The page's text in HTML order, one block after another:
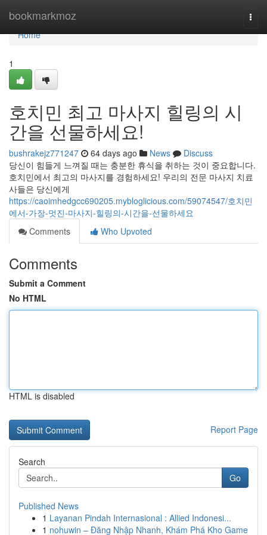
bookmarkmoz
Home
Home
1
호치민 최고 마사지 힐링의 시
간을 선물하세요!
bushrakejz771247 64 days ago News
Discuss
당신이 힘들게 느껴질 때는 충분한 휴식을 취하는 것이 중요합니다.
호치민에서 최고의 마사지를 경험하세요! 우리의 전문 마사지 치료
사들은 당신에게
https://caoimhedgcc690205.mybloglicious.com/59074547/호치민
에서-가장-멋진-마사지-힐링의-시간을-선물하세요
Comments
Who Upvoted
Comments
Submit a Comment
No HTML
HTML is disabled
Report Page
Search
Go
Published News
1 Layanan Pindah Internasional : Allied Indonesi...
1 nohuwin – Đăng Nhập Nhanh, Khám Phá Kho Game